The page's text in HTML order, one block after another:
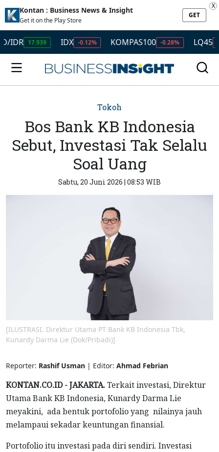
Kontan : Business News & Insight
Get it on the Play Store
GET
X
17.939 IDX -0.12% KOMPAS100 -0.28% LQ45 -0.49%
Tokoh
Bos Bank KB Indonesia
Sebut, Investasi Tak Selalu
Soal Uang
Sabtu, 20 Juni 2026 | 08:53 WIB
[ILUSTRASI. Direktur Utama PT Bank KB Indonesia Tbk,
Kunardy Darma Lie (Dok/Pribadi)]
Reporter: Rashif Usman | Editor: Ahmad Febrian
KONTAN.CO.ID - JAKARTA.Terkait investasi, Direktur
Utama Bank KB Indonesia, Kunardy Darma Lie
meyakini, ada bentuk portofolio yang nilainya jauh
melampaui sekadar keuntungan finansial.
Portofolio itu investasi pada diri sendiri. Investasi